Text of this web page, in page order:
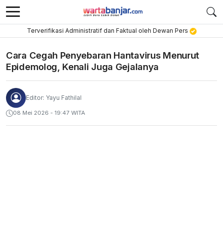
Terverifikasi Administratif dan Faktual oleh Dewan Pers
Cara Cegah Penyebaran Hantavirus Menurut
Epidemolog, Kenali Juga Gejalanya
Editor: Yayu Fathilal
08 Mei 2026 - 19:47 WITA